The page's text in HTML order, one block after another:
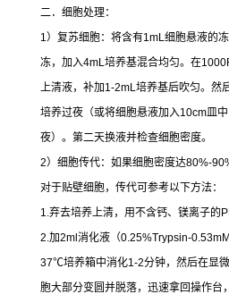
二．细胞处理：
1 ）复苏细胞：将含有1mL 细胞悬液的
冻，加入4mL 培养基混合均匀。在
上清液，补加1-2mL 培养基后吹匀。然
培养过夜（或将细胞悬液加入10cm皿
夜）。第二天换液并检查细胞密度。
2）细胞传代：如果细胞密度达80%-
对于贴壁细胞，传代可参考以下方法：
1. 弃去培养上清，用不含钙、镁离子的
2. 加2ml消化液（0.25%Trypsin-
37℃培养箱中消化1-2分钟，然后在显
胞大部分变圆并脱落，迅速拿回操作台